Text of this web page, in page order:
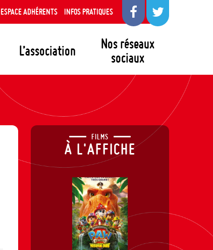
L’association
Nos réseaux
sociaux
ESPACE ADHÉRENTS INFOS PRATIQUES
FILMS
À L'AFFICHE